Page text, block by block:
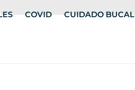
COVID CUIDADO BUCAL